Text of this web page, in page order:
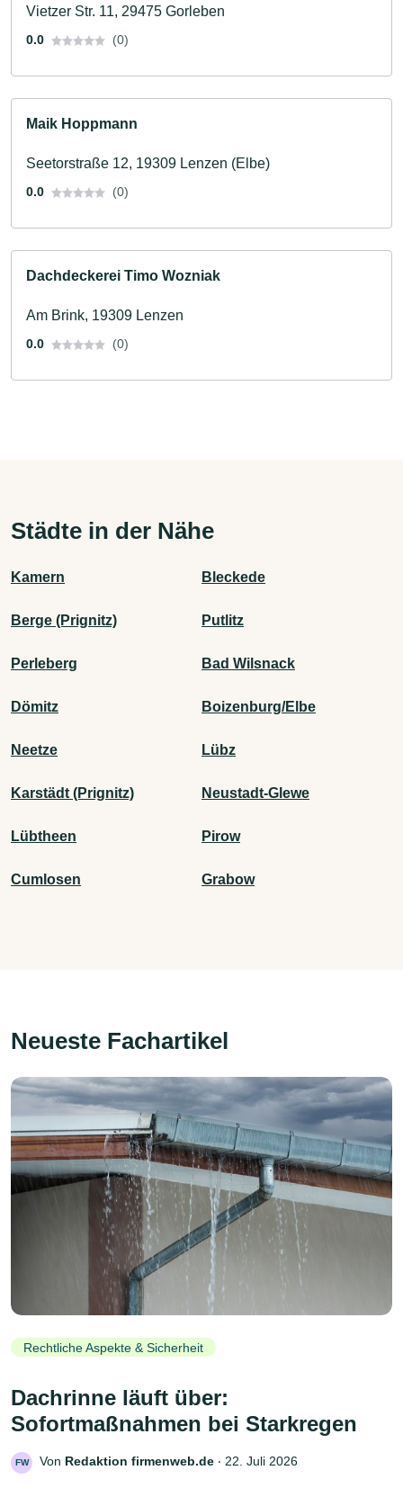
Vietzer Str. 11, 29475 Gorleben
0.0 (0)
Maik Hoppmann
Seetorstraße 12, 19309 Lenzen (Elbe)
0.0 (0)
Dachdeckerei Timo Wozniak
Am Brink, 19309 Lenzen
0.0 (0)
Städte in der Nähe
Kamern Bleckede
Berge (Prignitz) Putlitz
Perleberg Bad Wilsnack
Dömitz Boizenburg/Elbe
Neetze Lübz
Karstädt (Prignitz) Neustadt-Glewe
Lübtheen Pirow
Cumlosen Grabow
Neueste Fachartikel
Rechtliche Aspekte & Sicherheit
Dachrinne läuft über:
Sofortmaßnahmen bei Starkregen
FW Von Redaktion firmenweb.de ‧ 22. Juli 2026